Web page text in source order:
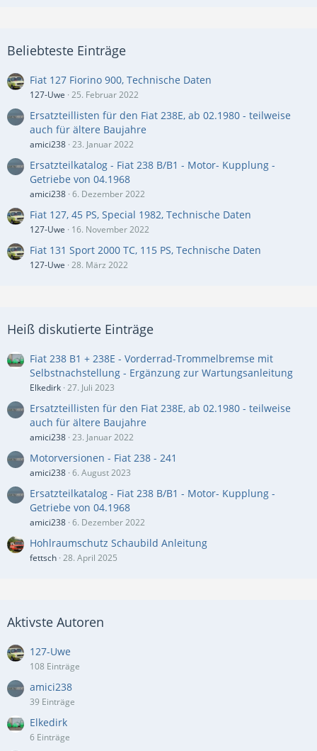
Beliebteste Einträge
Fiat 127 Fiorino 900, Technische Daten
127-Uwe 25. Februar 2022
Ersatzteillisten für den Fiat 238E, ab 02.1980 - teilweise
auch für ältere Baujahre
amici238 23. Januar 2022
Ersatzteilkatalog - Fiat 238 B/B1 - Motor- Kupplung -
Getriebe von 04.1968
amici238 6. Dezember 2022
Fiat 127, 45 PS, Special 1982, Technische Daten
127-Uwe 16. November 2022
Fiat 131 Sport 2000 TC, 115 PS, Technische Daten
127-Uwe 28. März 2022
Heiß diskutierte Einträge
Fiat 238 B1 + 238E - Vorderrad-Trommelbremse mit
Selbstnachstellung - Ergänzung zur Wartungsanleitung
Elkedirk 27. Juli 2023
Ersatzteillisten für den Fiat 238E, ab 02.1980 - teilweise
auch für ältere Baujahre
amici238 23. Januar 2022
Motorversionen - Fiat 238 - 241
amici238 6. August 2023
Ersatzteilkatalog - Fiat 238 B/B1 - Motor- Kupplung -
Getriebe von 04.1968
amici238 6. Dezember 2022
Hohlraumschutz Schaubild Anleitung
fettsch 28. April 2025
Aktivste Autoren
127-Uwe
108 Einträge
amici238
39 Einträge
Elkedirk
6 Einträge